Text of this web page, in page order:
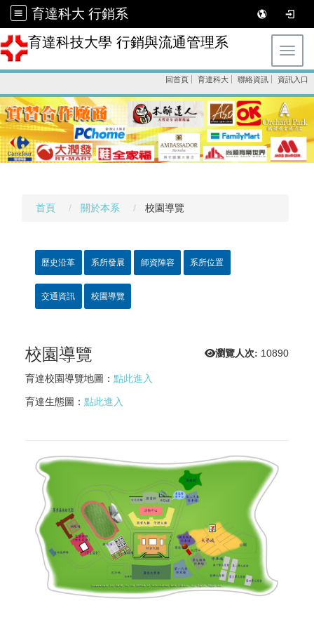
育達科大 行銷系
育達科技大學 行銷與流通管理系
回首頁 育達科大 聯絡資訊 資訊入口
首頁 關於本系 校園導覽
歷史沿革 系所發展 師資陣容 系所位置
交通資訊 校園導覽
瀏覽人次: 10890
校園導覽
育達校園導覽地圖： 點此進入
育達生態圖： 點此進入